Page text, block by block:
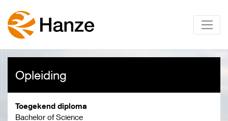
Opleiding
Toegekend diploma
Bachelor of Science